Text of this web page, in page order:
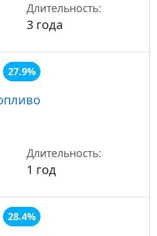
Длительность:
3 года
27.9%
Длительность:
1 год
28.4%